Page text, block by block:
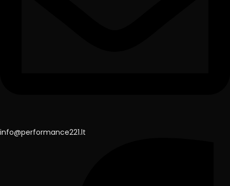
info@performance221.lt